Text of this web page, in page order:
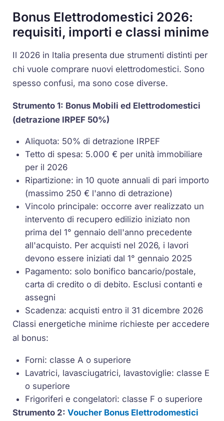
Bonus Elettrodomestici 2026:
requisiti, importi e classi minime
Il 2026 in Italia presenta due strumenti distinti per
chi vuole comprare nuovi elettrodomestici. Sono
spesso confusi, ma sono cose diverse.
Strumento 1: Bonus Mobili ed Elettrodomestici
(detrazione IRPEF 50%)
Aliquota: 50% di detrazione IRPEF
Tetto di spesa: 5.000 € per unità immobiliare
per il 2026
Ripartizione: in 10 quote annuali di pari importo
(massimo 250 € l'anno di detrazione)
Vincolo principale: occorre aver realizzato un
intervento di recupero edilizio iniziato non
prima del 1° gennaio dell'anno precedente
all'acquisto. Per acquisti nel 2026, i lavori
devono essere iniziati dal 1° gennaio 2025
Pagamento: solo bonifico bancario/postale,
carta di credito o di debito. Esclusi contanti e
assegni
Scadenza: acquisti entro il 31 dicembre 2026
Classi energetiche minime richieste per accedere
al bonus:
Forni: classe A o superiore
Lavatrici, lavasciugatrici, lavastoviglie: classe E
o superiore
Frigoriferi e congelatori: classe F o superiore
Strumento 2:Voucher Bonus Elettrodomestici